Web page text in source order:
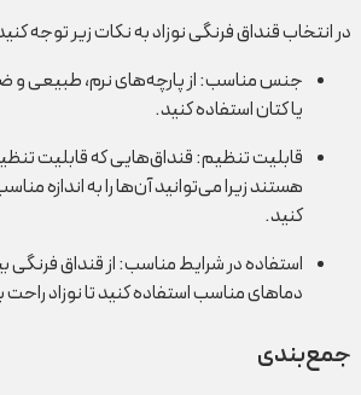
در انتخاب قنداق فرنگی نوزاد به نکات زیر توجه
جنس مناسب: از پارچه‌های نرم، طبیعی و
یا کتان استفاده کنید.
قابلیت تنظیم: قنداق‌هایی که قابلیت تنظیم
هستند زیرا می‌توانید آن‌ها را به اندازه
کنید.
استفاده در شرایط مناسب: از قنداق فرنگی
دماهای مناسب استفاده کنید تا نوزاد راحت
جمع‌بندی